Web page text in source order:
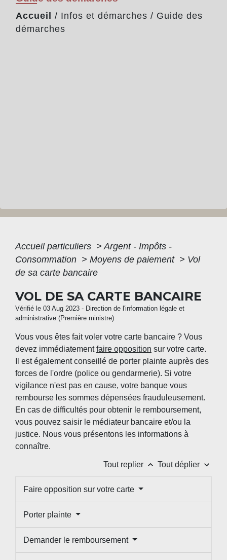
Accueil / Infos et démarches / Guide des
démarches
Accueil particuliers > Argent - Impôts -
Consommation > Moyens de paiement > Vol
de sa carte bancaire
VOL DE SA CARTE BANCAIRE
Vérifié le 03 Aug 2023 - Direction de l'information légale et
administrative (Première ministre)
Vous vous êtes fait voler votre carte bancaire ? Vous
devez immédiatementfaire opposition sur votre carte.
Il est également conseillé de porter plainte auprès des
forces de l'ordre (police ou gendarmerie). Si votre
vigilance n'est pas en cause, votre banque vous
rembourse les sommes dépensées frauduleusement.
En cas de difficultés pour obtenir le remboursement,
vous pouvez saisir le médiateur bancaire et/ou la
justice. Nous vous présentons les informations à
connaître.
Tout replier keyboard_arrow_up Tout déplier keyboard_arrow_down
Faire opposition sur votre carte
Porter plainte
Demander le remboursement